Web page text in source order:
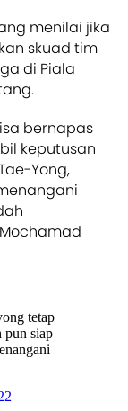
menilai jika
skuad tim
di Piala
bernapas
keputusan
Yong,
tetap
pun siap